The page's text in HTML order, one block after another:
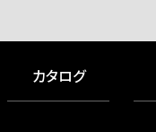
カタログ